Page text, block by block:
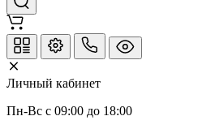
Личный кабинет
Пн-Вс с 09:00 до 18:00